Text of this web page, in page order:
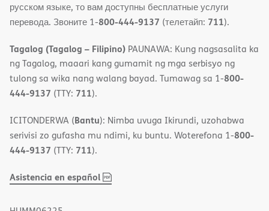
русском языке, то вам доступны бесплатные услуги
перевода. Звоните 1-800-444-9137 (телетайп: 711).
Tagalog (Tagalog – Filipino) PAUNAWA: Kung nagsasalita ka
ng Tagalog, maaari kang gumamit ng mga serbisyo ng
tulong sa wika nang walang bayad. Tumawag sa 1-800-
444-9137 (TTY: 711).
ICITONDERWA (Bantu): Nimba uvuga Ikirundi, uzohabwa
serivisi zo gufasha mu ndimi, ku buntu. Woterefona 1-800-
444-9137 (TTY: 711).
Asistencia en español,
(opens